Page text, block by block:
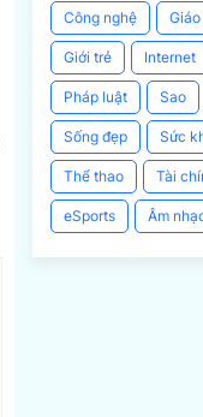
Công nghệ
Giới trẻ Internet
Pháp luật Sao
Sống đẹp Sức
Thể thao Tài
eSports Âm